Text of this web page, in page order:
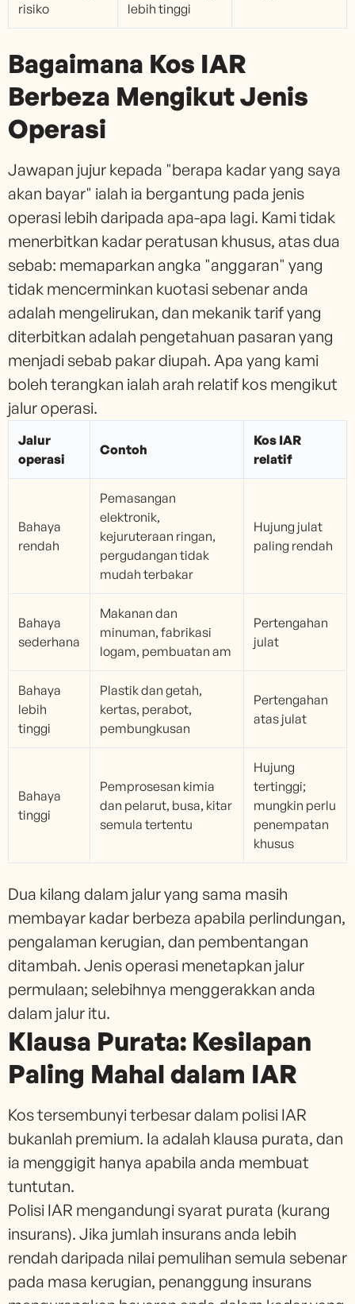
risiko
lebih tinggi
Bagaimana Kos IAR
Berbeza Mengikut Jenis
Operasi
Jawapan jujur kepada "berapa kadar yang saya
akan bayar" ialah ia bergantung pada jenis
operasi lebih daripada apa-apa lagi. Kami tidak
menerbitkan kadar peratusan khusus, atas dua
sebab: memaparkan angka "anggaran" yang
tidak mencerminkan kuotasi sebenar anda
adalah mengelirukan, dan mekanik tarif yang
diterbitkan adalah pengetahuan pasaran yang
menjadi sebab pakar diupah. Apa yang kami
boleh terangkan ialah arah relatif kos mengikut
jalur operasi.
Jalur
operasi
Contoh
Kos IAR
relatif
Bahaya
rendah
Pemasangan
elektronik,
kejuruteraan ringan,
pergudangan tidak
mudah terbakar
Hujung julat
paling rendah
Bahaya
sederhana
Makanan dan
minuman, fabrikasi
logam, pembuatan am
Pertengahan
julat
Bahaya
lebih
tinggi
Plastik dan getah,
kertas, perabot,
pembungkusan
Pertengahan
atas julat
Bahaya
tinggi
Pemprosesan kimia
dan pelarut, busa, kitar
semula tertentu
Hujung
tertinggi;
mungkin perlu
penempatan
khusus
Dua kilang dalam jalur yang sama masih
membayar kadar berbeza apabila perlindungan,
pengalaman kerugian, dan pembentangan
ditambah. Jenis operasi menetapkan jalur
permulaan; selebihnya menggerakkan anda
dalam jalur itu.
Klausa Purata: Kesilapan
Paling Mahal dalam IAR
Kos tersembunyi terbesar dalam polisi IAR
bukanlah premium. Ia adalah klausa purata, dan
ia menggigit hanya apabila anda membuat
tuntutan.
Polisi IAR mengandungi syarat purata (kurang
insurans). Jika jumlah insurans anda lebih
rendah daripada nilai pemulihan semula sebenar
pada masa kerugian, penanggung insurans